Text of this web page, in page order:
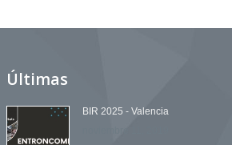
Últimas
BIR 2025 - Valencia